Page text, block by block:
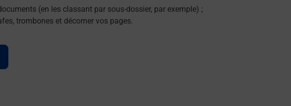
(en les classant par sous-dossier, par exemple) ;
trombones et décorner vos pages.
un nouvel onglet